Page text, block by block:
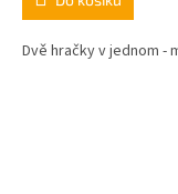
Dvě hračky v jednom -